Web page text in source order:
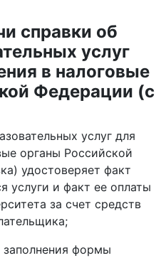
справки об
услуг
в налоговые
Федерации (с
услуг для
органы Российской
удостоверяет факт
услуги и факт ее оплаты
за счет средств
формы